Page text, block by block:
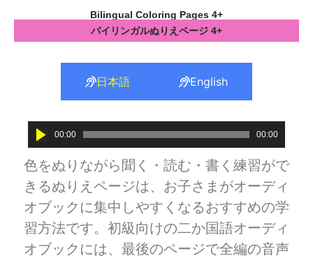
Bilingual Coloring Pages 4+
バイリンガルぬりえページ 4+
日本語 English
Audio
Player
00:00 00:00
色をぬりながら聞く・読む・書く練習がで
きるぬりえページは、お子さまがオーディ
オブックに集中しやすくなるおすすめの学
習方法です。初級向けの二か国語オーディ
オブックには、最後のページで全編の音声